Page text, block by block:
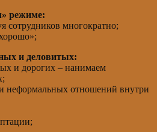
режиме:
сотрудников многократно;
и деловитых:
и дорогих – нанимаем
неформальных отношений внутри